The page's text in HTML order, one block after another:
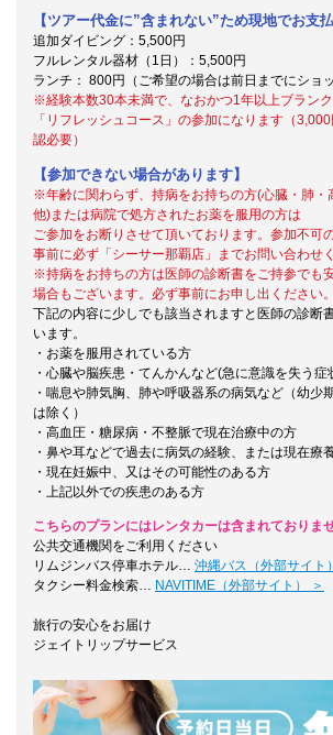
【ツアー代金に”含まれない”ため現地でお支
追加ダイビング：5,500円
フルレンタル器材（1日）：5,500円
ランチ： 800円（ご希望の場合は前日までにショ
※経験本数30本未満で、なおかつ1年以上ブラン
「リフレッシュコース」の参加になります（
認必要）
【参加できない場合があります】
※年齢に関わらず、持病をお持ちの方(心臓・肺・
他)または病院で処方されたお薬を服用の方は
ご参加をお断りさせて頂いております。参加不可
事前に必ず「シーサー那覇店」までお問い合わせ
※持病をお持ちの方は医師の診断書をご持参でも
場合もございます。必ず事前にお申し出ください。
下記の内容に少しでも該当されますと医師の診断
います。
・お薬を服用されている方
・心臓や脳疾患・てんかんなど(急に意識を失う症
・喘息や肺気胸、肺や呼吸器系の病気など（幼
は除く）
・高血圧・糖尿病・不整脈で現在治療中の方
・鼻や耳などで過去に病気の経験、または現在療
・現在妊娠中、又はその可能性のある方
・上記以外での疾患のある方
こちらのプランにはレンタカーは含まれておりま
公共交通機関をご利用ください
リムジンバス停車ホテル… 沖縄バス（外部サイト
タクシー料金検索… NAVITIME（外部サイト） ＞
旅行の安心をお届け
ジェイトリップサービス